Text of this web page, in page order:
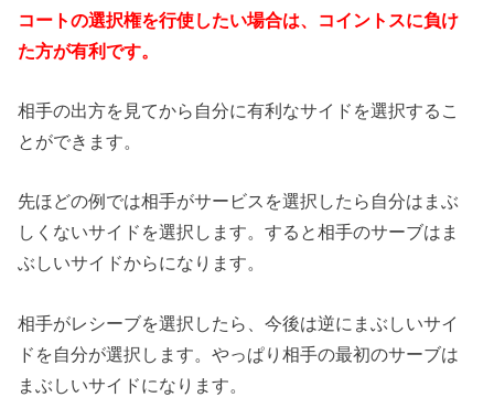
コートの選択権を行使したい場合は、コイントスに負け
た方が有利です。
相手の出方を見てから自分に有利なサイドを選択するこ
とができます。
先ほどの例では相手がサービスを選択したら自分はまぶ
しくないサイドを選択します。すると相手のサーブはま
ぶしいサイドからになります。
相手がレシーブを選択したら、今後は逆にまぶしいサイ
ドを自分が選択します。やっぱり相手の最初のサーブは
まぶしいサイドになります。